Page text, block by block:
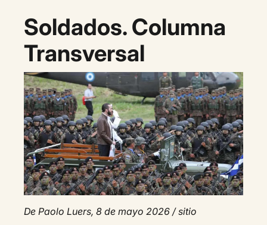
Soldados. Columna
Transversal
De Paolo Luers, 8 de mayo 2026 / sitio